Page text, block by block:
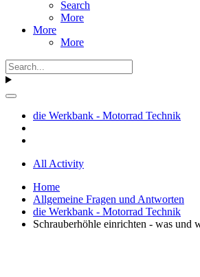
Search
More
More
More
die Werkbank - Motorrad Technik
All Activity
Home
Allgemeine Fragen und Antworten
die Werkbank - Motorrad Technik
Schrauberhöhle einrichten - was und